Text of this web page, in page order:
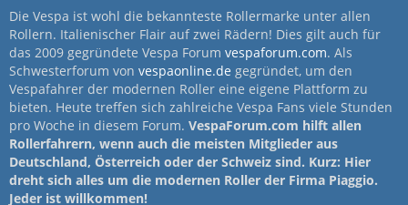
Die Vespa ist wohl die bekannteste Rollermarke unter allen
Rollern. Italienischer Flair auf zwei Rädern! Dies gilt auch für
das 2009 gegründete Vespa Forum vespaforum.com. Als
Schwesterforum von vespaonline.de gegründet, um den
Vespafahrer der modernen Roller eine eigene Plattform zu
bieten. Heute treffen sich zahlreiche Vespa Fans viele Stunden
pro Woche in diesem Forum. VespaForum.com hilft allen
Rollerfahrern, wenn auch die meisten Mitglieder aus
Deutschland, Österreich oder der Schweiz sind. Kurz: Hier
dreht sich alles um die modernen Roller der Firma Piaggio.
Jeder ist willkommen!